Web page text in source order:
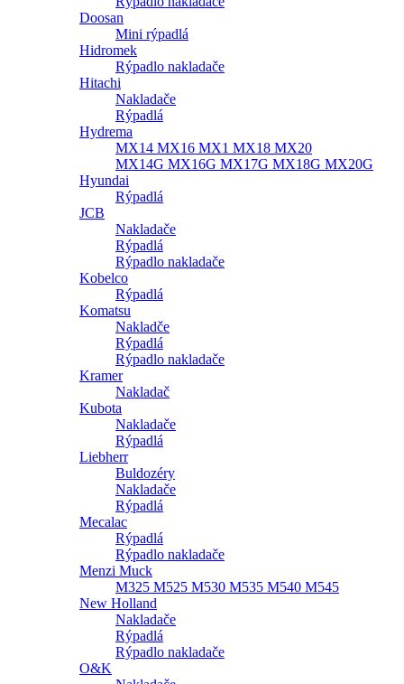
Doosan
Mini rýpadlá
Hidromek
Rýpadlo nakladače
Hitachi
Nakladače
Rýpadlá
Hydrema
MX14 MX16 MX1 MX18 MX20
MX14G MX16G MX17G MX18G MX20G
Hyundai
Rýpadlá
JCB
Nakladače
Rýpadlá
Rýpadlo nakladače
Kobelco
Rýpadlá
Komatsu
Nakladče
Rýpadlá
Rýpadlo nakladače
Kramer
Nakladač
Kubota
Nakladače
Rýpadlá
Liebherr
Buldozéry
Nakladače
Rýpadlá
Mecalac
Rýpadlá
Rýpadlo nakladače
Menzi Muck
M325 M525 M530 M535 M540 M545
New Holland
Nakladače
Rýpadlá
Rýpadlo nakladače
O&K